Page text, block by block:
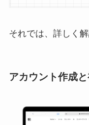
それでは、詳しく
アカウント作成